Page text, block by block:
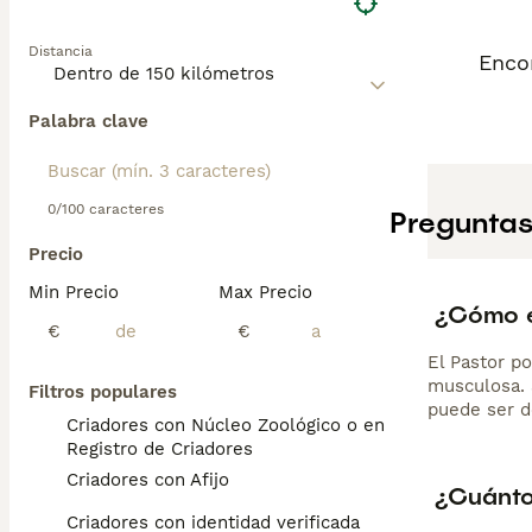
Distancia
Palabra clave
0/100 caracteres
Precio
Min Precio
€
Max Precio
€
Filtros populares
Criadores con Núcleo Zoológico o en el
Registro de Criadores
Criadores con Afijo
Criadores con identidad verificada
¿Cómo
El Pastor
puede ser